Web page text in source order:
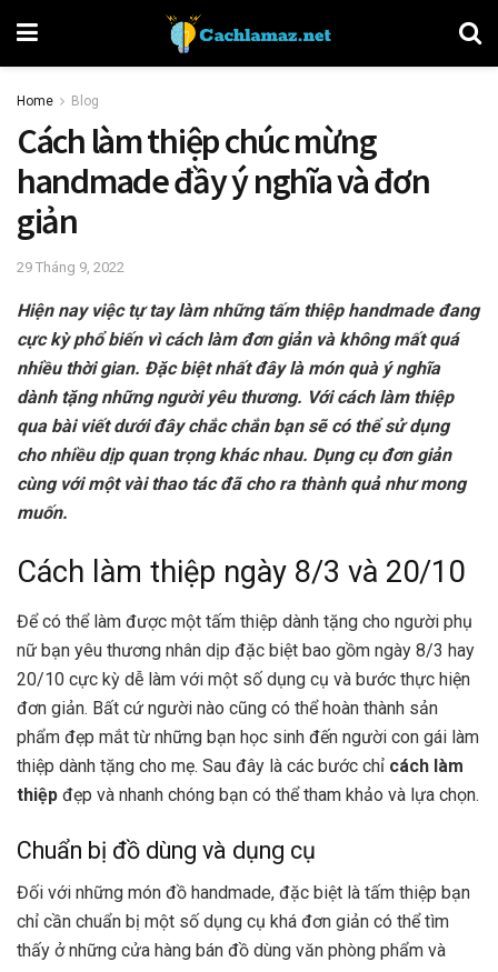
Home Blog
Cách làm thiệp chúc mừng
handmade đầy ý nghĩa và đơn
giản
29 Tháng 9, 2022
Hiện nay việc tự tay làm những tấm thiệp handmade đang
cực kỳ phổ biến vì cách làm đơn giản và không mất quá
nhiều thời gian. Đặc biệt nhất đây là món quà ý nghĩa
dành tặng những người yêu thương. Với cách làm thiệp
qua bài viết dưới đây chắc chắn bạn sẽ có thể sử dụng
cho nhiều dịp quan trọng khác nhau. Dụng cụ đơn giản
cùng với một vài thao tác đã cho ra thành quả như mong
muốn.
Cách làm thiệp ngày 8/3 và 20/10
Để có thể làm được một tấm thiệp dành tặng cho người phụ
nữ bạn yêu thương nhân dịp đặc biệt bao gồm ngày 8/3 hay
20/10 cực kỳ dễ làm với một số dụng cụ và bước thực hiện
đơn giản. Bất cứ người nào cũng có thể hoàn thành sản
phẩm đẹp mắt từ những bạn học sinh đến người con gái làm
thiệp dành tặng cho mẹ. Sau đây là các bước chỉ cách làm
thiệp đẹp và nhanh chóng bạn có thể tham khảo và lựa chọn.
Chuẩn bị đồ dùng và dụng cụ
Đối với những món đồ handmade, đặc biệt là tấm thiệp bạn
chỉ cần chuẩn bị một số dụng cụ khá đơn giản có thể tìm
thấy ở những cửa hàng bán đồ dùng văn phòng phẩm và